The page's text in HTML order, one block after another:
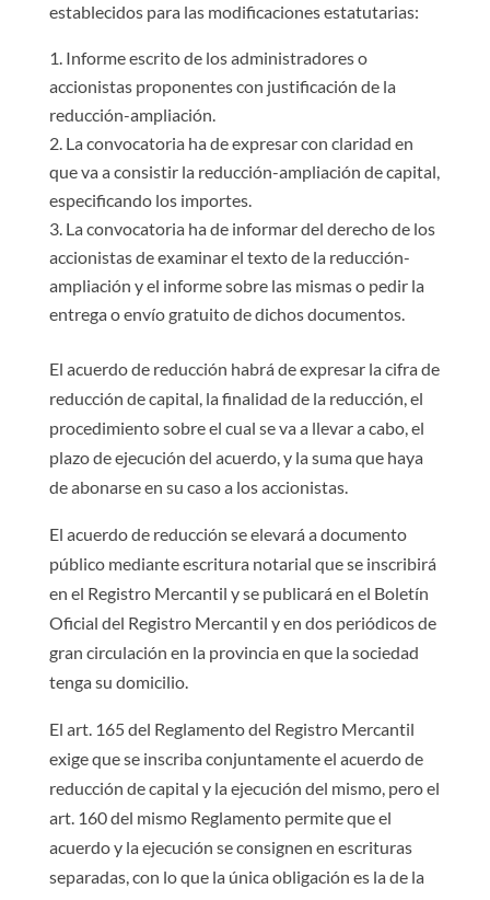
establecidos para las modificaciones estatutarias:
Informe escrito de los administradores o
accionistas proponentes con justificación de la
reducción-ampliación.
La convocatoria ha de expresar con claridad en
que va a consistir la reducción-ampliación de capital,
especificando los importes.
La convocatoria ha de informar del derecho de los
accionistas de examinar el texto de la reducción-
ampliación y el informe sobre las mismas o pedir la
entrega o envío gratuito de dichos documentos.
El acuerdo de reducción habrá de expresar la cifra de
reducción de capital, la finalidad de la reducción, el
procedimiento sobre el cual se va a llevar a cabo, el
plazo de ejecución del acuerdo, y la suma que haya
de abonarse en su caso a los accionistas.
El acuerdo de reducción se elevará a documento
público mediante escritura notarial que se inscribirá
en el Registro Mercantil y se publicará en el Boletín
Oficial del Registro Mercantil y en dos periódicos de
gran circulación en la provincia en que la sociedad
tenga su domicilio.
El art. 165 del Reglamento del Registro Mercantil
exige que se inscriba conjuntamente el acuerdo de
reducción de capital y la ejecución del mismo, pero el
art. 160 del mismo Reglamento permite que el
acuerdo y la ejecución se consignen en escrituras
separadas, con lo que la única obligación es la de la